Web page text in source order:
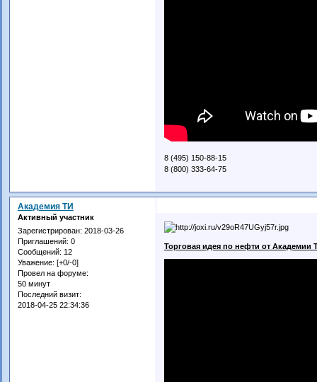
8 (495) 150-88-15
8 (800) 333-64-75
Академия ТИ
Активный участник
Зарегистрирован: 2018-03-26
Приглашений: 0
Сообщений: 12
Уважение: [+0/-0]
Провел на форуме:
50 минут
Последний визит:
2018-04-25 22:34:36
Торговая идея по нефти от Академии